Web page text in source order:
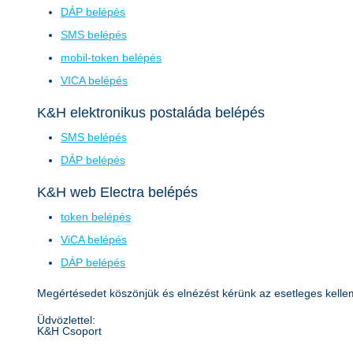
DÁP belépés
SMS belépés
mobil-token belépés
VICA belépés
K&H elektronikus postaláda belépés
SMS belépés
DÁP belépés
K&H web Electra belépés
token belépés
ViCA belépés
DÁP belépés
Megértésedet köszönjük és elnézést kérünk az esetleges
Üdvözlettel:
K&H Csoport